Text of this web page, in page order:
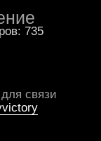
735
связи